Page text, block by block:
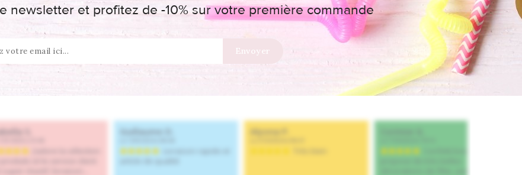
newsletter et profitez de -10% sur votre première commande